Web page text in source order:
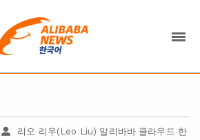
리오 리우(Leo Liu) 알리바바 클라우드 한